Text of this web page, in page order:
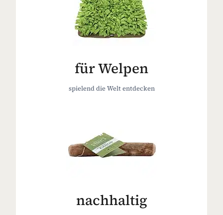
für Welpen
spielend die Welt entdecken
nachhaltig